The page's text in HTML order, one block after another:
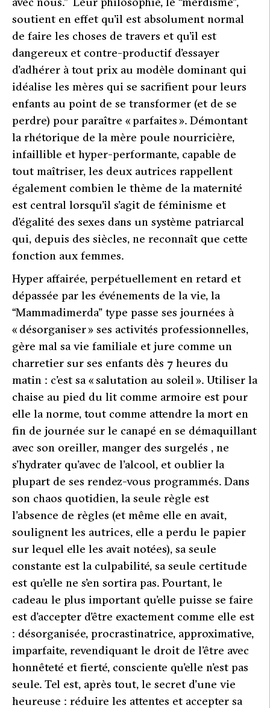
soutient en effet qu’il est absolument normal
de faire les choses de travers et qu’il est
dangereux et contre-productif d’essayer
d’adhérer à tout prix au modèle dominant qui
idéalise les mères qui se sacrifient pour leurs
enfants au point de se transformer (et de se
perdre) pour paraître « parfaites ». Démontant
la rhétorique de la mère poule nourricière,
infaillible et hyper-performante, capable de
tout maîtriser, les deux autrices rappellent
également combien le thème de la maternité
est central lorsqu’il s’agit de féminisme et
d’égalité des sexes dans un système patriarcal
qui, depuis des siècles, ne reconnaît que cette
fonction aux femmes.
Hyper affairée, perpétuellement en retard et
dépassée par les événements de la vie, la
“Mammadimerda” type passe ses journées à
« désorganiser » ses activités professionnelles,
gère mal sa vie familiale et jure comme un
charretier sur ses enfants dès 7 heures du
matin : c’est sa « salutation au soleil ». Utiliser la
chaise au pied du lit comme armoire est pour
elle la norme, tout comme attendre la mort en
fin de journée sur le canapé en se démaquillant
avec son oreiller, manger des surgelés , ne
s’hydrater qu’avec de l’alcool, et oublier la
plupart de ses rendez-vous programmés. Dans
son chaos quotidien, la seule règle est
l’absence de règles (et même elle en avait,
soulignent les autrices, elle a perdu le papier
sur lequel elle les avait notées), sa seule
constante est la culpabilité, sa seule certitude
est qu’elle ne s’en sortira pas. Pourtant, le
cadeau le plus important qu’elle puisse se faire
est d’accepter d’être exactement comme elle est
: désorganisée, procrastinatrice, approximative,
imparfaite, revendiquant le droit de l’être avec
honnêteté et fierté, consciente qu’elle n’est pas
seule. Tel est, après tout, le secret d’une vie
heureuse : réduire les attentes et accepter sa